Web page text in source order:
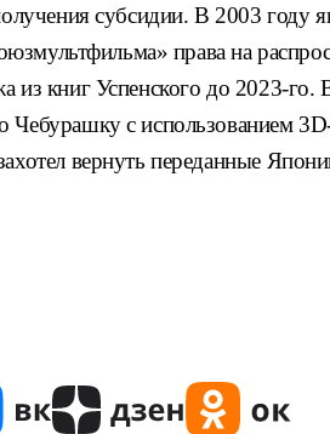
субсидии. В 2003 году
права на
из книг Успенского до 2023-
с использованием
вернуть переданные